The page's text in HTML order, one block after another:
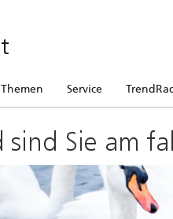
Themen Service
sind Sie am